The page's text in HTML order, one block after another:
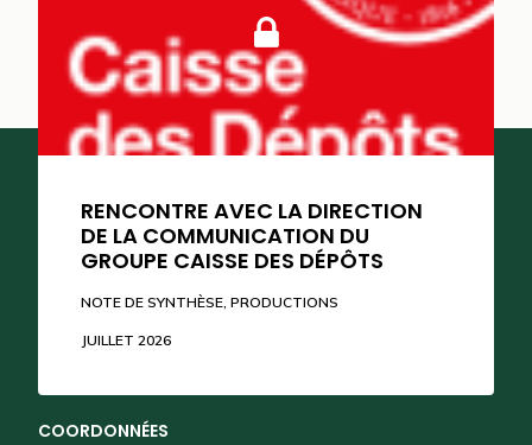
RENCONTRE AVEC LA DIRECTION
DE LA COMMUNICATION DU
GROUPE CAISSE DES DÉPÔTS
NOTE DE SYNTHÈSE, PRODUCTIONS
JUILLET 2026
COORDONNÉES